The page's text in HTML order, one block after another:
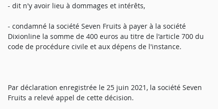
- dit n'y avoir lieu à dommages et intérêts,
- condamné la société Seven Fruits à payer à la société
Dixionline la somme de 400 euros au titre de l'article 700 du
code de procédure civile et aux dépens de l'instance.
Par déclaration enregistrée le 25 juin 2021, la société Seven
Fruits a relevé appel de cette décision.